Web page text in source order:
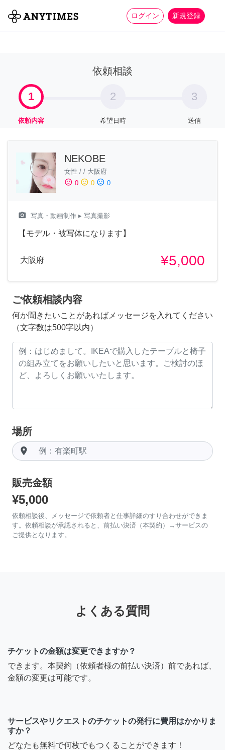
ログイン 新規登録
全て 家事 more_horiz
依頼相談
1
依頼内容
2
希望日時
3
送信
NEKOBE
女性 / / 大阪府
sentiment_satisfied 0 sentiment_neutral 0 sentiment_dissatisfied 0
camera_alt 写真・動画制作 ▸ 写真撮影
【モデル・被写体になります】
大阪府 ¥5,000
ご依頼相談内容
何か聞きたいことがあればメッセージを入れてください
（文字数は500字以内）
場所
room
販売金額
¥5,000
依頼相談後、メッセージで依頼者と仕事詳細のすり合わせができま
す。依頼相談が承認されると、前払い決済（本契約）→サービスの
ご提供となります。
よくある質問
チケットの金額は変更できますか？
できます。本契約（依頼者様の前払い決済）前であれば、
金額の変更は可能です。
サービスやリクエストのチケットの発行に費用はかかりま
すか？
どなたも無料で何枚でもつくることができます！